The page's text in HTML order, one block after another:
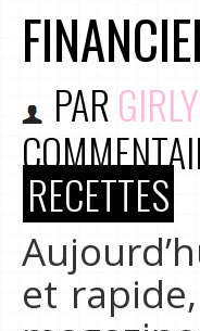
PAR
RECETTES
et